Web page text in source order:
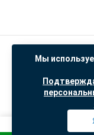
Политика
Согласие на
"© ООО “САНТЕХГИД”, 2026.
офертой,
Мы